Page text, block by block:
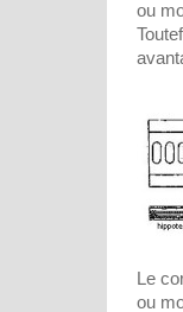
ou
Le
ou